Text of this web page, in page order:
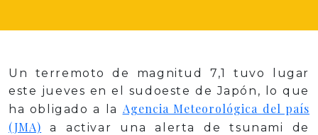
Un terremoto de magnitud 7,1 tuvo lugar
este jueves en el sudoeste de Japón, lo que
ha obligado a la Agencia Meteorológica del país
(JMA) a activar una alerta de tsunami de